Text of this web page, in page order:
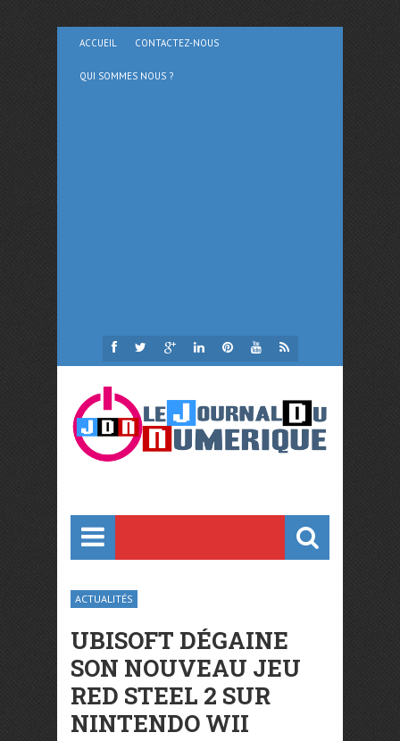
ACCUEIL CONTACTEZ-NOUS
QUI SOMMES NOUS ?
ACTUALITÉS
UBISOFT DÉGAINE
SON NOUVEAU JEU
RED STEEL 2 SUR
NINTENDO WII